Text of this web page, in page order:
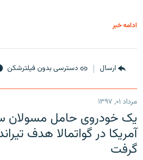
ادامه خبر
ارسال دسترسی بدون فیلترشکن
مرداد ۰۱, ۱۳۹۷
یک خودروی حامل مسولان
آمریکا در گواتمالا هدف
گرفت